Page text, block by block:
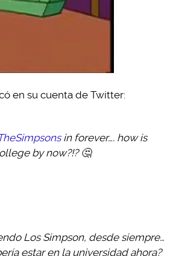
en su cuenta de Twitter:
in forever…. how is
by now?!? 🤔
Los Simpson, desde siempre…
estar en la universidad ahora?